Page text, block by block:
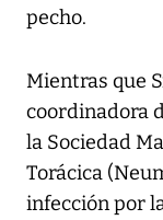
pecho.
Mientras que
coordinadora
la Sociedad
Torácica
infección por